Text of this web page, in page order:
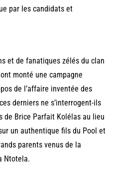
par les candidats et
et de fanatiques zélés du clan
monté une campagne
de l’affaire inventée des
derniers ne s’interrogent-ils
de Brice Parfait Kolélas au lieu
un authentique fils du Pool et
parents venus de la
Ntotela.